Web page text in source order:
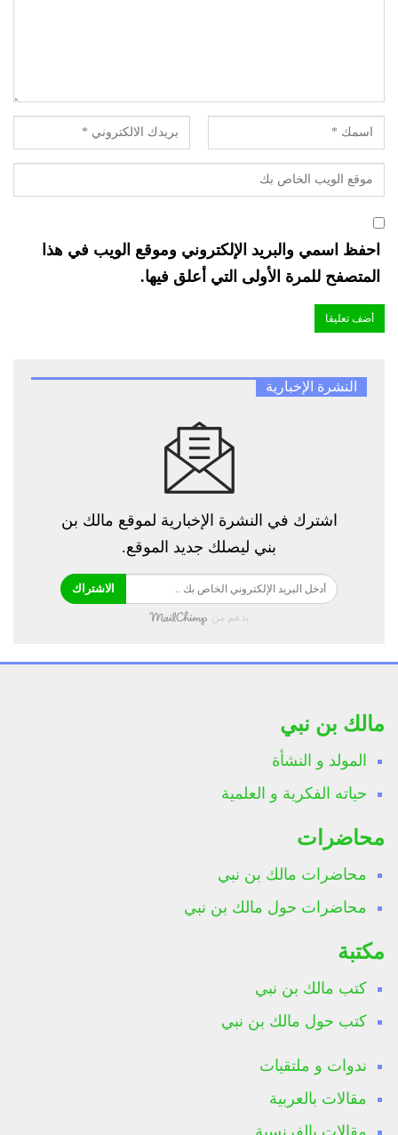
احفظ اسمي والبريد الإلكتروني وموقع الويب في هذا
المتصفح للمرة الأولى التي أعلق فيها.
النشرة الإخبارية
اشترك في النشرة الإخبارية لموقع مالك بن
بني ليصلك جديد الموقع.
الاشتراك
بدعم من
مالك بن نبي
المولد و النشأة
حياته الفكرية و العلمية
محاضرات
محاضرات مالك بن نبي
محاضرات حول مالك بن نبي
مكتبة
كتب مالك بن نبي
كتب حول مالك بن نبي
ندوات و ملتقيات
مقالات بالعربية
مقالات بالفرنسية